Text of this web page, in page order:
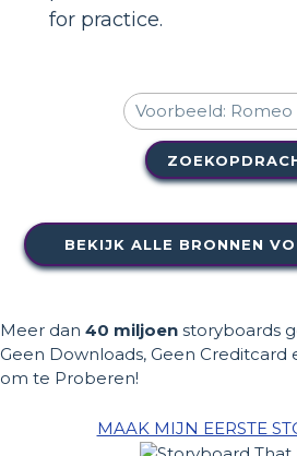
for practice.
BEKIJK ALLE BRONNEN
Meer dan 40 miljoen storyboards
Geen Downloads, Geen Creditcard
om te Proberen!
MAAK MIJN EERSTE